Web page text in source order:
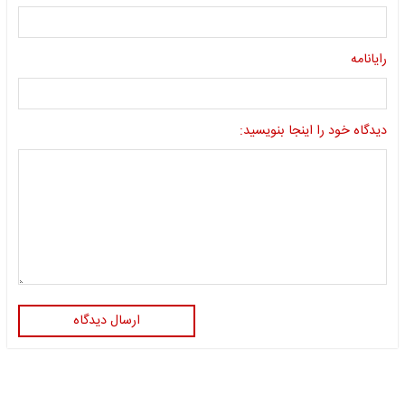
رایانامه
دیدگاه خود را اینجا بنویسید:
ارسال دیدگاه